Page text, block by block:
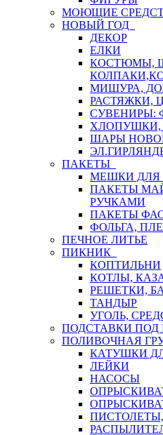
МОЮЩИЕ
НОВЫЙ ГОД
ДЕКОР
ЕЛКИ
КОСТЮМЫ,
МИШУРА,
РАСТЯЖКИ,
СУВЕНИРЫ:
ХЛОПУШКИ,
ШАРЫ
ПАКЕТЫ
МЕШКИ ДЛЯ
ПАКЕТЫ
РУЧКАМИ
ПАКЕТЫ
ФОЛЬГА,
ПЕЧНОЕ ЛИТЬЕ
ПИКНИК
КОПТИЛЬНИ
КОТЛЫ,
РЕШЕТКИ,
ТАНДЫР
УГОЛЬ,
ПОДСТАВКИ ПОД
ПОЛИВОЧНАЯ
КАТУШКИ
ЛЕЙКИ
НАСОСЫ